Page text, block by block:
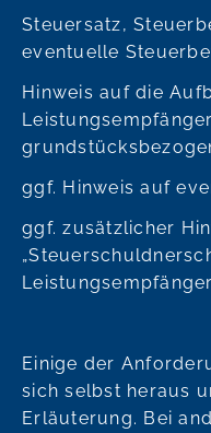
Steuersatz,
eventuelle
Hinweis auf die
ggf. Hinweis auf
ggf. zusätzlicher
Einige der
sich selbst heraus
Erläuterung. Bei